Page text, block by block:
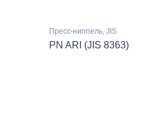
Пресс-ниппель, JIS
PN ARI (JIS 8363)